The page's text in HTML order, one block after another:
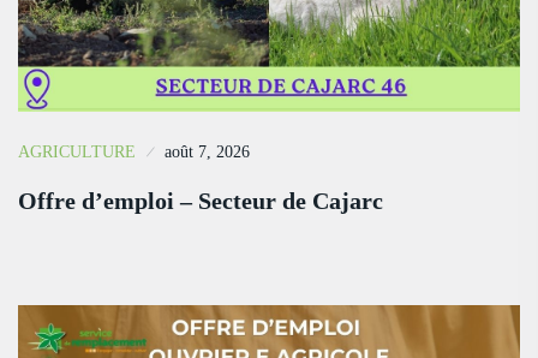
AGRICULTURE août 7, 2026
Offre d’emploi – Secteur de Cajarc